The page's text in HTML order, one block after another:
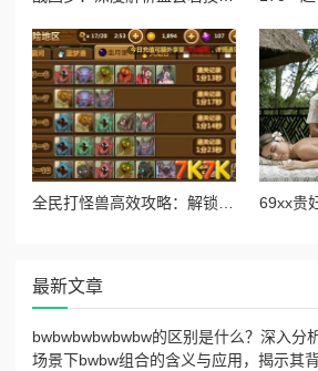
最新文章
bwbwbwbwbwbw的区别是什么？深入分
场景下bwbw组合的含义与应用，揭示其